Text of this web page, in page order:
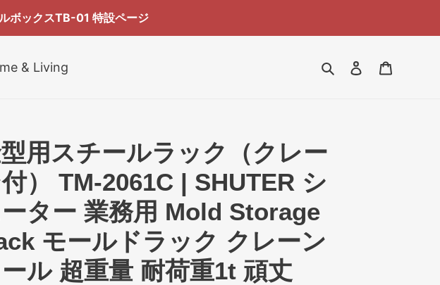
ボックスTB-01 特設ページ
& Living 検索 ログイン
用スチールラック（クレー
） TM-2061C | SHUTER シ
ーター 業務用 Mold Storage
モールドラック クレーン
ル 超重量 耐荷重1t 頑丈